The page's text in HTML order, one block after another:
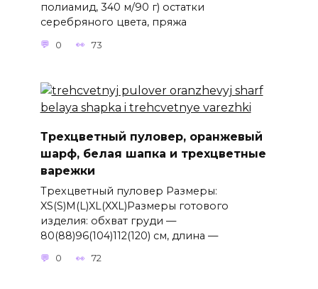
полиамид, 340 м/90 г) остатки
серебряного цвета, пряжа
0 73
Трехцветный пуловер, оранжевый
шарф, белая шапка и трехцветные
варежки
Трехцветный пуловер Размеры:
XS(S)M(L)XL(XXL)Размеры готового
изделия: обхват груди —
80(88)96(104)112(120) см, длина —
0 72